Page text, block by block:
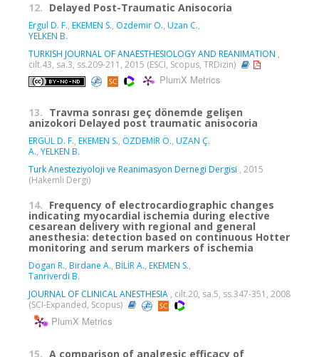
12. Delayed Post-Traumatic Anisocoria
Ergul D. F., EKEMEN S., Ozdemir O., Uzan C.,
YELKEN B.
TURKISH JOURNAL OF ANAESTHESIOLOGY AND REANIMATION ,
cilt.43, sa.3, ss.209-211, 2015 (ESCI, Scopus, TRDizin)
PlumX Metrics
13. Travma sonrası geç dönemde gelişen
anizokori Delayed post traumatic anisocoria
ERGÜL D. F., EKEMEN S., ÖZDEMİR Ö., UZAN Ç.
A., YELKEN B.
Turk Anesteziyoloji ve Reanimasyon Dernegi Dergisi , 2015
(Hakemli Dergi)
14. Frequency of electrocardiographic changes
indicating myocardial ischemia during elective
cesarean delivery with regional and general
anesthesia: detection based on continuous Hotter
monitoring and serum markers of ischemia
Dogan R., Birdane A., BİLİR A., EKEMEN S.,
Tanriverdi B.
JOURNAL OF CLINICAL ANESTHESIA , cilt.20, sa.5, ss.347-351, 2008
(SCI-Expanded, Scopus)
PlumX Metrics
15. A comparison of analgesic efficacy of